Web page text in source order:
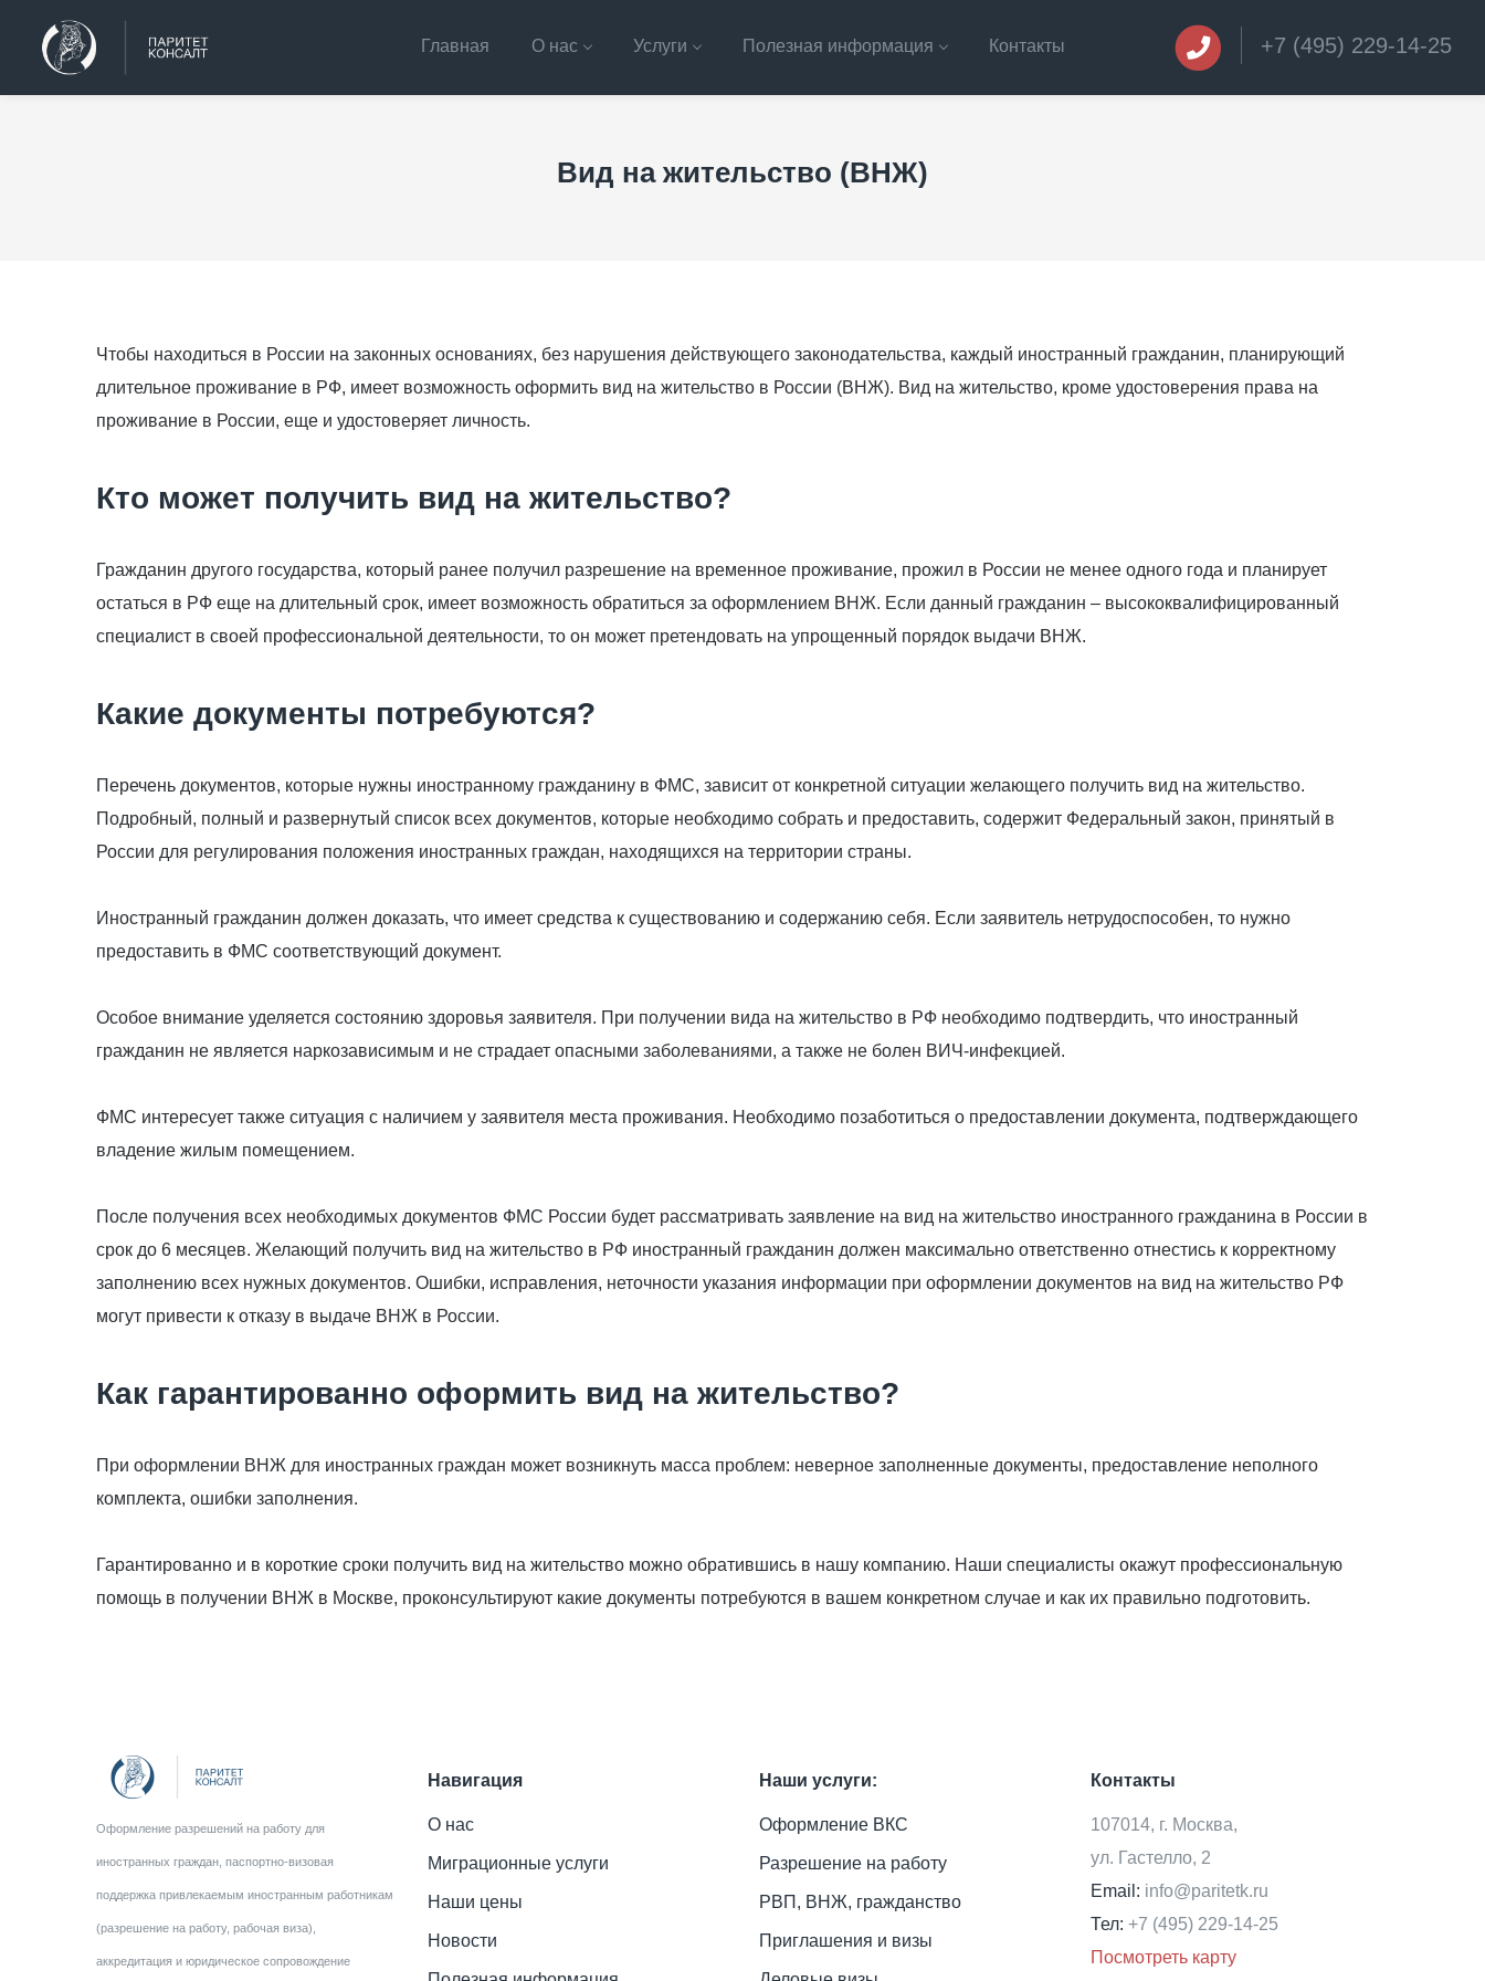
Главная О нас Услуги Полезная информация Контакты +7 (495) 229-14-25
Вид на жительство (ВНЖ)
Чтобы находиться в России на законных основаниях, без нарушения действующего законодательства, каждый иностранный гражданин, планирующий
длительное проживание в РФ, имеет возможность оформить вид на жительство в России (ВНЖ). Вид на жительство, кроме удостоверения права на
проживание в России, еще и удостоверяет личность.
Кто может получить вид на жительство?
Гражданин другого государства, который ранее получил разрешение на временное проживание, прожил в России не менее одного года и планирует
остаться в РФ еще на длительный срок, имеет возможность обратиться за оформлением ВНЖ. Если данный гражданин – высококвалифицированный
специалист в своей профессиональной деятельности, то он может претендовать на упрощенный порядок выдачи ВНЖ.
Какие документы потребуются?
Перечень документов, которые нужны иностранному гражданину в ФМС, зависит от конкретной ситуации желающего получить вид на жительство.
Подробный, полный и развернутый список всех документов, которые необходимо собрать и предоставить, содержит Федеральный закон, принятый в
России для регулирования положения иностранных граждан, находящихся на территории страны.
Иностранный гражданин должен доказать, что имеет средства к существованию и содержанию себя. Если заявитель нетрудоспособен, то нужно
предоставить в ФМС соответствующий документ.
Особое внимание уделяется состоянию здоровья заявителя. При получении вида на жительство в РФ необходимо подтвердить, что иностранный
гражданин не является наркозависимым и не страдает опасными заболеваниями, а также не болен ВИЧ-инфекцией.
ФМС интересует также ситуация с наличием у заявителя места проживания. Необходимо позаботиться о предоставлении документа, подтверждающего
владение жилым помещением.
После получения всех необходимых документов ФМС России будет рассматривать заявление на вид на жительство иностранного гражданина в России в
срок до 6 месяцев. Желающий получить вид на жительство в РФ иностранный гражданин должен максимально ответственно отнестись к корректному
заполнению всех нужных документов. Ошибки, исправления, неточности указания информации при оформлении документов на вид на жительство РФ
могут привести к отказу в выдаче ВНЖ в России.
Как гарантированно оформить вид на жительство?
При оформлении ВНЖ для иностранных граждан может возникнуть масса проблем: неверное заполненные документы, предоставление неполного
комплекта, ошибки заполнения.
Гарантированно и в короткие сроки получить вид на жительство можно обратившись в нашу компанию. Наши специалисты окажут профессиональную
помощь в получении ВНЖ в Москве, проконсультируют какие документы потребуются в вашем конкретном случае и как их правильно подготовить.
Оформление разрешений на работу для
иностранных граждан, паспортно-визовая
поддержка привлекаемым иностранным работникам
(разрешение на работу, рабочая виза),
аккредитация и юридическое сопровождение
Навигация
О нас
Миграционные услуги
Наши цены
Новости
Наши услуги:
Оформление ВКС
Разрешение на работу
РВП, ВНЖ, гражданство
Приглашения и визы
Контакты
107014, г. Москва,
ул. Гастелло, 2
Email: info@paritetk.ru
Тел: +7 (495) 229-14-25
Посмотреть карту